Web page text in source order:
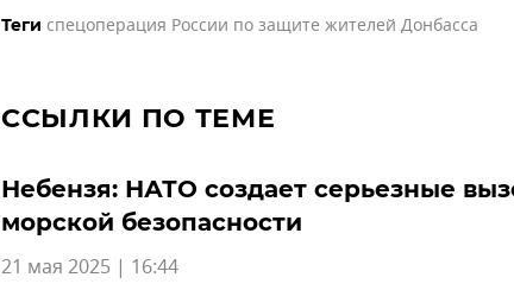
Теги спецоперация России по защите жителей Донбасса
ССЫЛКИ ПО ТЕМЕ
Небензя: НАТО создает серьезные
морской безопасности
21 мая 2025 | 16:44